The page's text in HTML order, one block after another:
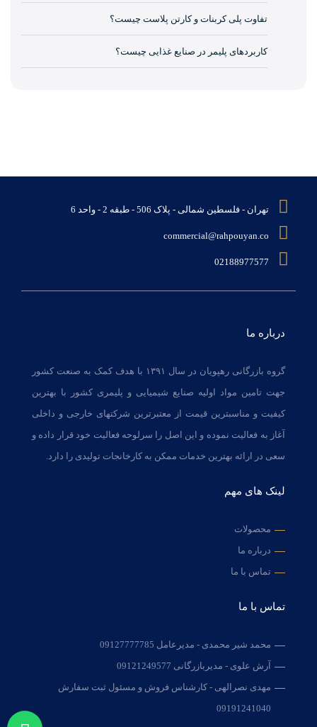
تفاوت پلی کربنات و کارتن پلاست چیست؟
کاربردهای پلیمر در صنایع غذایی چیست؟
تهران - فلسطین شمالی - پلاک 506 - طبقه 2 - واحد 6
درباره ما
گروه بازرگانی رهپویان در سال ۱۳۹۱ با هدف کمک به صنعت کشور
جهت تامین مواد اولیه صنایع شیمیایی و پلیمری کشور با بهترین
کیفیت و مناسبترین قیمت از معتبرترین شرکتهای خارجی و داخلی
آغاز به فعالیت نموده و این اصل را سرلوحه فعالیت خود قرار داده و
سعی در ارائه بهترین خدمات ممکن به کارخانجات تولیدی را دارد.
لینک های مهم
محصولات
درباره ما
تماس با ما
تماس با ما
محمد شیر محمدی - مدیرعامل 09127777785
آرش علوی - مدیربازرگانی 09121249577
مهدی نصرالهی - کارشناس فروش و مسئول ثبت سفارش
09191241040